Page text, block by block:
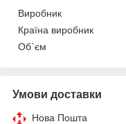
Виробник
Країна виробник
Об`єм
Умови доставки
Нова Пошта